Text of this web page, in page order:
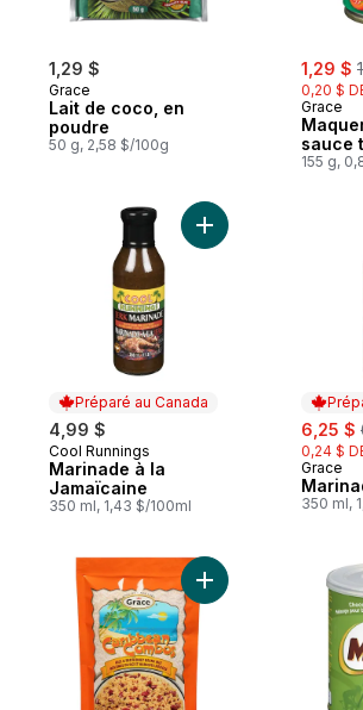
1,29 $
Grace
Lait de coco, en
poudre
50 g, 2,58 $/100g
sale:
1,29 $
0,20 $
Grace
sauce
155 g,
Préparé au Canada
4,99 $
Préparé au Canada
Cool Runnings
Marinade à la
Jamaïcaine
350 ml, 1,43 $/100ml
Ajouter Marinade à
sale:
6,25 $
0,24 $
Grace
350 ml,
Ajouter Mélange